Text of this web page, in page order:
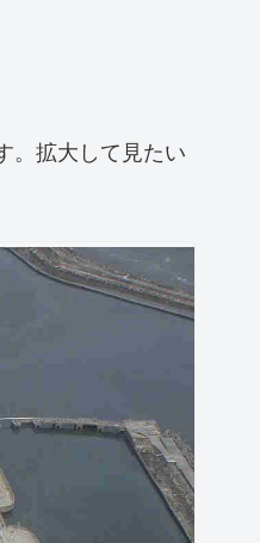
。拡大して見たい